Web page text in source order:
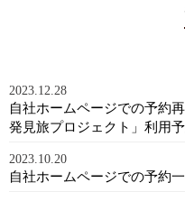
2023.12.28
自社ホームページでの予約
発見旅プロジェクト」利用
2023.10.20
自社ホームページでの予約